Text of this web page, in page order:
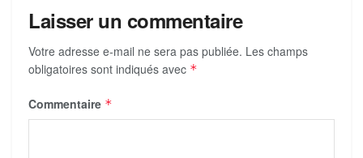
Laisser un commentaire
Votre adresse e-mail ne sera pas publiée. Les champs
obligatoires sont indiqués avec *
Commentaire *